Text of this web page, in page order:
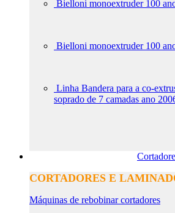
Bielloni monoextruder 100
Bielloni monoextruder 100
Linha Bandera para a co-
soprado de 7 camadas ano
CORTADORES E
Máquinas de rebobinar cortadores